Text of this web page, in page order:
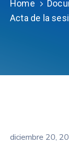
Home
Acta de la
diciembre 20,